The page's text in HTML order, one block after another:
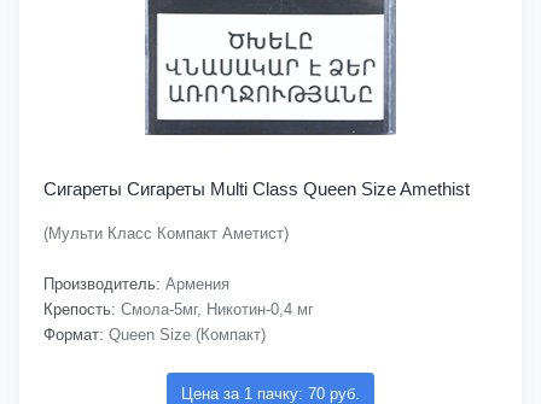
Сигареты Cигареты Multi Class Queen Size Amethist
(Мульти Класс Компакт Аметист)
Производитель: Армения
Крепость: Смола-5мг, Никотин-0,4 мг
Формат: Queen Size (Компакт)
Цена за 1 пачку: 70 руб.